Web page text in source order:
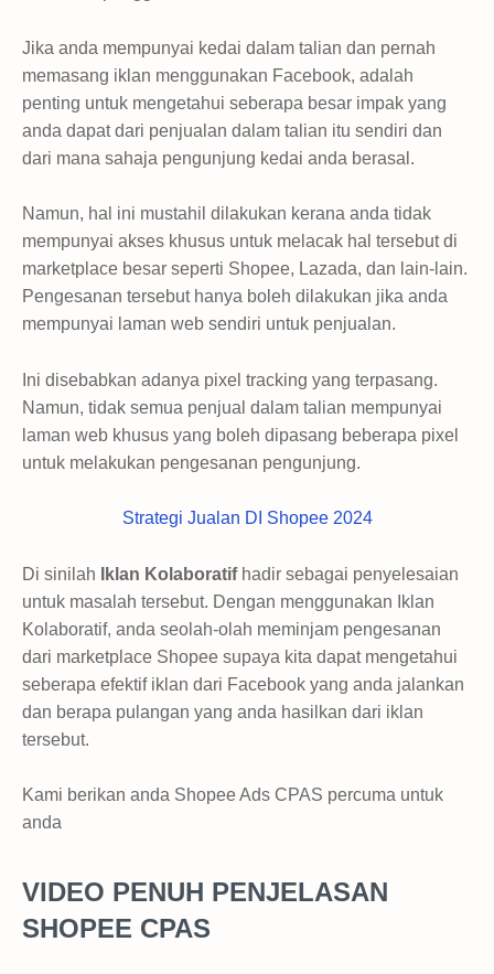
Jika anda mempunyai kedai dalam talian dan pernah
memasang iklan menggunakan Facebook, adalah
penting untuk mengetahui seberapa besar impak yang
anda dapat dari penjualan dalam talian itu sendiri dan
dari mana sahaja pengunjung kedai anda berasal.
Namun, hal ini mustahil dilakukan kerana anda tidak
mempunyai akses khusus untuk melacak hal tersebut di
marketplace besar seperti Shopee, Lazada, dan lain-lain.
Pengesanan tersebut hanya boleh dilakukan jika anda
mempunyai laman web sendiri untuk penjualan.
Ini disebabkan adanya pixel tracking yang terpasang.
Namun, tidak semua penjual dalam talian mempunyai
laman web khusus yang boleh dipasang beberapa pixel
untuk melakukan pengesanan pengunjung.
Strategi Jualan DI Shopee 2024
Di sinilah Iklan Kolaboratifhadir sebagai penyelesaian
untuk masalah tersebut. Dengan menggunakan Iklan
Kolaboratif, anda seolah-olah meminjam pengesanan
dari marketplace Shopee supaya kita dapat mengetahui
seberapa efektif iklan dari Facebook yang anda jalankan
dan berapa pulangan yang anda hasilkan dari iklan
tersebut.
Kami berikan anda Shopee Ads CPAS percuma untuk
anda
VIDEO PENUH PENJELASAN
SHOPEE CPAS